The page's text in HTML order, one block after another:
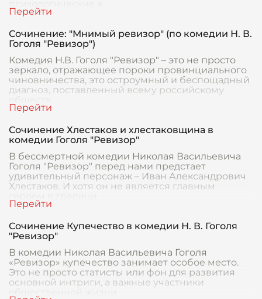
Сочинение: "Мнимый ревизор" (по комедии Н. В.
Гоголя "Ревизор")
Комедия Н.В. Гоголя "Ревизор" – это не просто
зеркало, отражающее пороки провинциального
чиновничества, это остроумный и беспощадный
диагноз, поставленный всему российскому
обществ
Сочинение Хлестаков и хлестаковщина в
комедии Гоголя "Ревизор"
В бессмертной комедии Николая Васильевича
Гоголя "Ревизор" перед нами предстает
удивительный персонаж – Иван Александрович
Хлестаков. И хотя он не является главным
Сочинение Купечество в комедии Н. В. Гоголя
"Ревизор"
В комедии Николая Васильевича Гоголя
«Ревизор» купечество занимает особое место.
Это не просто статисты или фон для развития
основной интриги, а важные участники
общественной жизни